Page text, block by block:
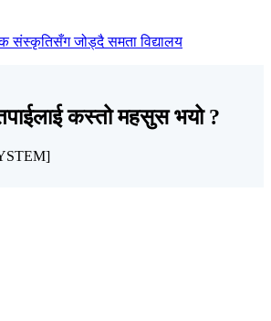
संस्कृतिसँग जोड्दै समता विद्यालय
कस्तो महसुस भयो ?